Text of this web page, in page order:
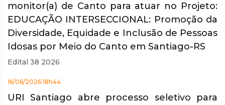
monitor(a) de Canto para atuar no Projeto:
EDUCAÇÃO INTERSECCIONAL: Promoção da
Diversidade, Equidade e Inclusão de Pessoas
Idosas por Meio do Canto em Santiago-RS
Edital 38 2026
16/06/2026 18h44
URI Santiago abre processo seletivo para